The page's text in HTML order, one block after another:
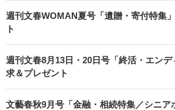
週刊文春WOMAN夏号「遺贈・寄付特集
ト
週刊文春8月13日・20日号「終活・エン
求＆プレゼント
文藝春秋9月号「金融・相続特集／シニア